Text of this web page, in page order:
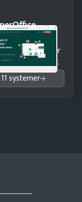
med et
overblik over
opfølgninger.
systemer